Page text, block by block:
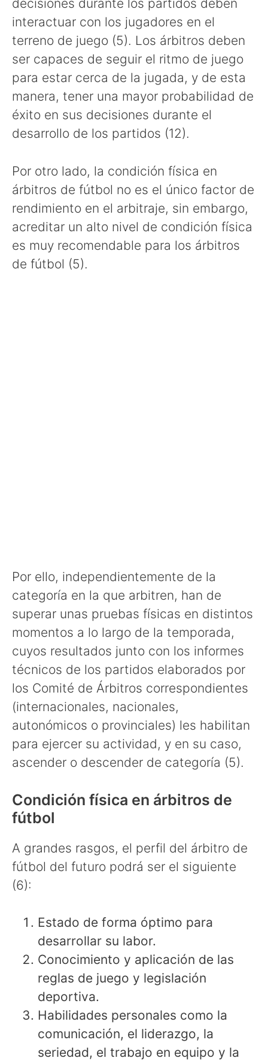
decisiones durante los partidos deben
interactuar con los jugadores en el
terreno de juego (5). Los árbitros deben
ser capaces de seguir el ritmo de juego
para estar cerca de la jugada, y de esta
manera, tener una mayor probabilidad de
éxito en sus decisiones durante el
desarrollo de los partidos (12).
Por otro lado, la condición física en
árbitros de fútbol no es el único factor de
rendimiento en el arbitraje, sin embargo,
acreditar un alto nivel de condición física
es muy recomendable para los árbitros
de fútbol (5).
Por ello, independientemente de la
categoría en la que arbitren, han de
superar unas pruebas físicas en distintos
momentos a lo largo de la temporada,
cuyos resultados junto con los informes
técnicos de los partidos elaborados por
los Comité de Árbitros correspondientes
(internacionales, nacionales,
autonómicos o provinciales) les habilitan
para ejercer su actividad, y en su caso,
ascender o descender de categoría (5).
Condición física en árbitros de
fútbol
A grandes rasgos, el perfil del árbitro de
fútbol del futuro podrá ser el siguiente
(6):
Estado de forma óptimo para
desarrollar su labor.
Conocimiento y aplicación de las
reglas de juego y legislación
deportiva.
Habilidades personales como la
comunicación, el liderazgo, la
seriedad, el trabajo en equipo y la